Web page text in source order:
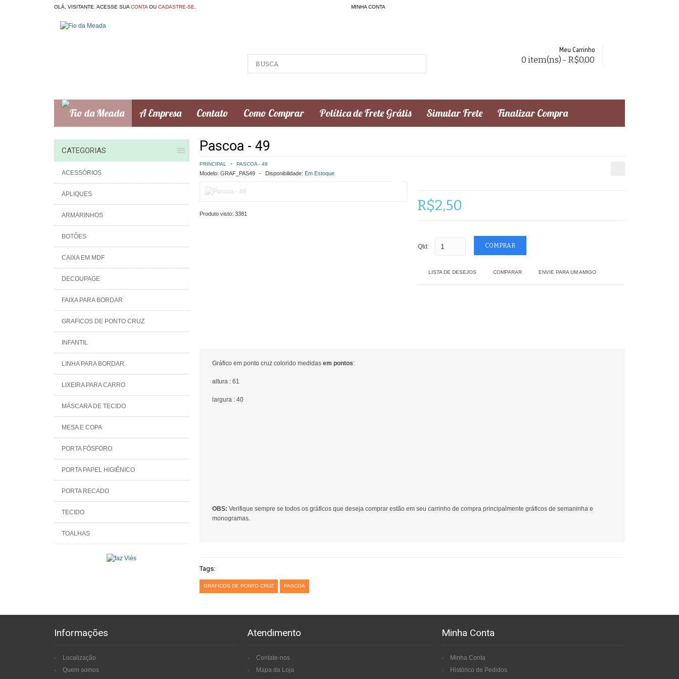
OLÁ, VISITANTE. ACESSE SUA CONTA OU CADASTRE-SE MINHA CONTA
Meu Carrinho
0 item(ns) - R$0,00
A Empresa Contato Como Comprar Política de Frete Grátis Simular Frete Finalizar Compra
CATEGORIAS
ACESSÓRIOS
APLIQUES
ARMARINHOS
BOTÕES
CAIXA EM MDF
DECOUPAGE
FAIXA PARA BORDAR
GRAFICOS DE PONTO CRUZ
INFANTIL
LINHA PARA BORDAR
LIXEIRA PARA CARRO
MÁSCARA DE TECIDO
MESA E COPA
PORTA FÓSFORO
PORTA PAPEL HIGIÊNICO
PORTA RECADO
TECIDO
TOALHAS
Pascoa - 49
PRINCIPAL PASCOA - 49
Modelo: GRAF_PAS49 Disponibilidade: Em Estoque
Produto visto: 3381 R$2,50
Qtd:
LISTA DE DESEJOS COMPARAR ENVIE PARA UM AMIGO
Gráfico em ponto cruz colorido medidas em pontos:
altura : 61
largura : 40
OBS: Verifique sempre se todos os gráficos que deseja comprar estão em seu carrinho de compra principalmente gráficos de semaninha e
monogramas.
Tags:
GRAFICOS DE PONTO CRUZ PASCOA
Informações
Localização
Quem somos
Atendimento
Contate-nos
Mapa da Loja
Minha Conta
Minha Conta
Histórico de Pedidos